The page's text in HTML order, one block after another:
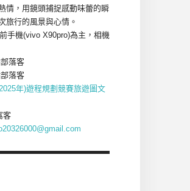
情，用鏡頭捕捉感動味蕾的瞬
旅行的風景與心情。
手機(vivo X90pro)為主，相機
落客
落客
年)遊程規劃競賽旅遊圖文
客